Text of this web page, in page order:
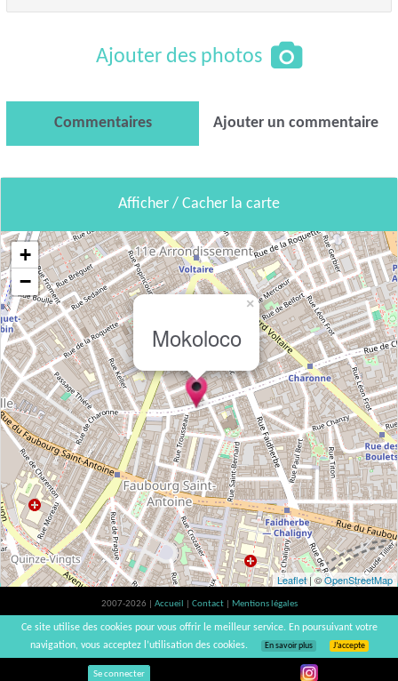
Ajouter des photos
Commentaires Ajouter un commentaire
Afficher / Cacher la carte
Mokoloco
×
+
−
Leaflet| ©OpenStreetMap
2007-2026 | Accueil Contact
Mentions légales
L'abus d'alcool est dangereux pour la santé, à consommer avec modération. |
vinsnaturels | v3.12
Se connecter
Ce site utilise des cookies pour vous offrir le meilleur service. En poursuivant votre
navigation, vous acceptez l’utilisation des cookies.
En savoir plus J’accepte